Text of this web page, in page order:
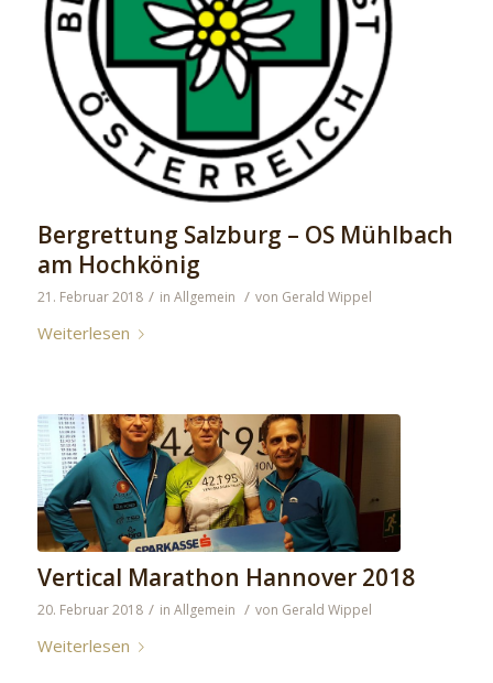
Bergrettung Salzburg – OS Mühlbach
am Hochkönig
21. Februar 2018 / in Allgemein / von Gerald Wippel
Weiterlesen
Vertical Marathon Hannover 2018
20. Februar 2018 / in Allgemein / von Gerald Wippel
Weiterlesen